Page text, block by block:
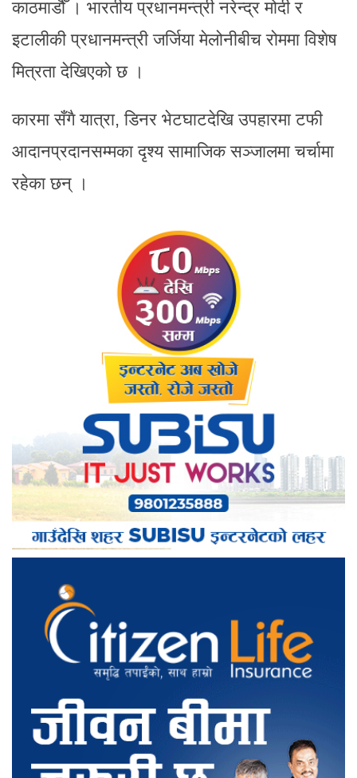
काठमाडौँ । भारतीय प्रधानमन्त्री नरेन्द्र मोदी र
इटालीकी प्रधानमन्त्री जर्जिया मेलोनीबीच रोममा विशेष
मित्रता देखिएको छ ।
कारमा सँगै यात्रा, डिनर भेटघाटदेखि उपहारमा टफी
आदानप्रदानसम्मका दृश्य सामाजिक सञ्जालमा चर्चामा
रहेका छन् ।